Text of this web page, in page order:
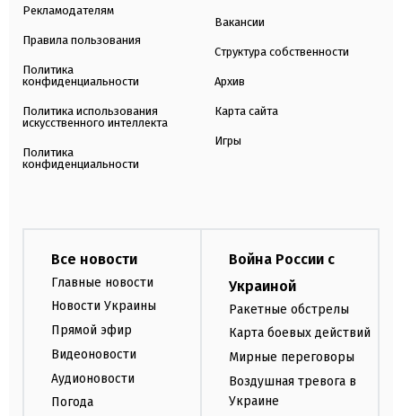
Рекламодателям
Правила пользования
Политика
конфиденциальности
Политика использования
искусственного интеллекта
Политика
конфиденциальности
Вакансии
Структура собственности
Архив
Карта сайта
Игры
Все новости
Главные новости
Новости Украины
Прямой эфир
Видеоновости
Аудионовости
Погода
Война России с
Украиной
Ракетные обстрелы
Карта боевых действий
Мирные переговоры
Воздушная тревога в
Украине